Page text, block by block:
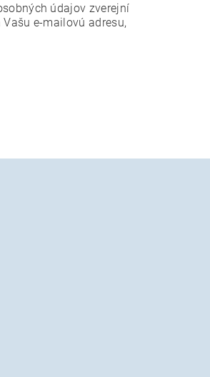
údajov zverejní
e-mailovú adresu,